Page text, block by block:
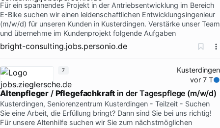
Für ein spannendes Projekt in der Antriebsentwicklung im Bereich
E-Bike suchen wir einen leidenschaftlichen Entwicklungsingenieur
(m/w/d) für unseren Kunden in Kusterdingen. Verstärke unser Team
und übernehme im Kundenprojekt folgende Aufgaben
bright-consulting.jobs.personio.de
Kusterdingen
vor 7 T
Altenpfleger / Pflegefachkraft in der Tagespflege (m/w/d)
Kusterdingen, Seniorenzentrum Kusterdingen - Teilzeit - Suchen
Sie eine Arbeit, die Erfüllung bringt? Dann sind Sie bei uns richtig!
Für unsere Altenhilfe suchen wir Sie zum nächstmöglichen
7